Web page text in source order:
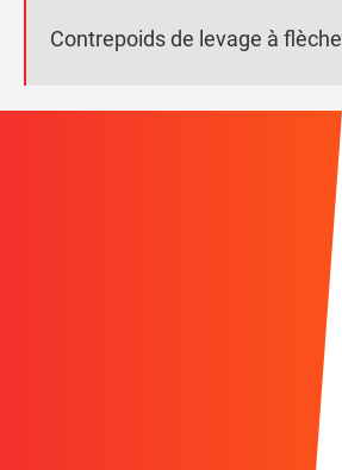
Contrepoids de levage à flèche